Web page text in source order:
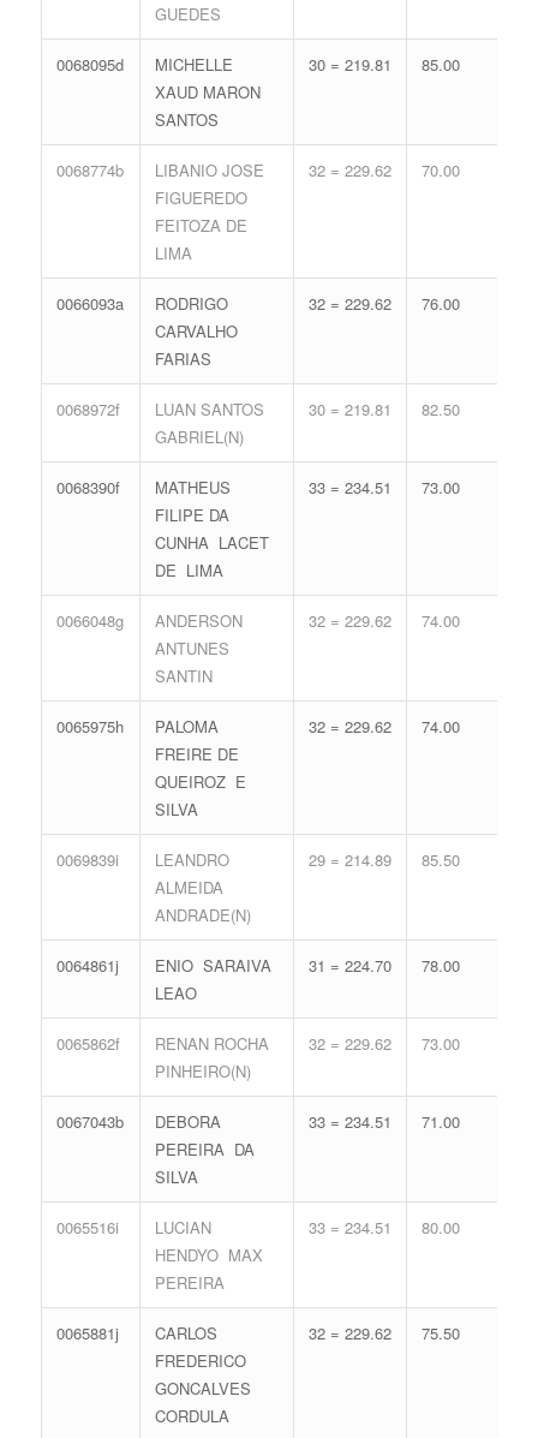
GUEDES
0068095d
MICHELLE
XAUD MARON
SANTOS
30 = 219.81 85.00
0068774b
LIBANIO JOSE
FIGUEREDO
FEITOZA DE
LIMA
32 = 229.62 70.00
0066093a
RODRIGO
CARVALHO
FARIAS
32 = 229.62 76.00
0068972f
LUAN SANTOS
GABRIEL(N)
30 = 219.81 82.50
0068390f
MATHEUS
FILIPE DA
CUNHA LACET
DE LIMA
33 = 234.51 73.00
0066048g
ANDERSON
ANTUNES
SANTIN
32 = 229.62 74.00
0065975h
PALOMA
FREIRE DE
QUEIROZ E
SILVA
32 = 229.62 74.00
0069839i
LEANDRO
ALMEIDA
ANDRADE(N)
29 = 214.89 85.50
0064861j
ENIO SARAIVA
LEAO
31 = 224.70 78.00
0065862f
RENAN ROCHA
PINHEIRO(N)
32 = 229.62 73.00
0067043b
DEBORA
PEREIRA DA
SILVA
33 = 234.51 71.00
0065516i
LUCIAN
HENDYO MAX
PEREIRA
33 = 234.51 80.00
0065881j
CARLOS
FREDERICO
GONCALVES
CORDULA
32 = 229.62 75.50